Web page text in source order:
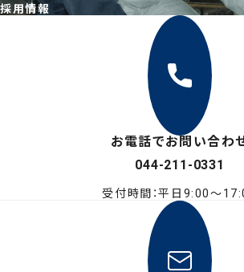
採用情報
お電話でお問い合わ
044-211-0331
受付時間：平日9:00〜